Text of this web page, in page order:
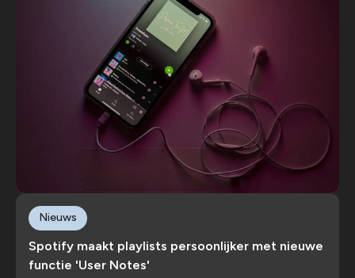
Spotify maakt playlists persoonlijker met nieuwe
functie 'User Notes'
Nieuws